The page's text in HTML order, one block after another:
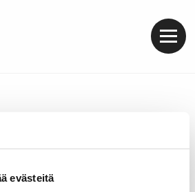
evästeitä